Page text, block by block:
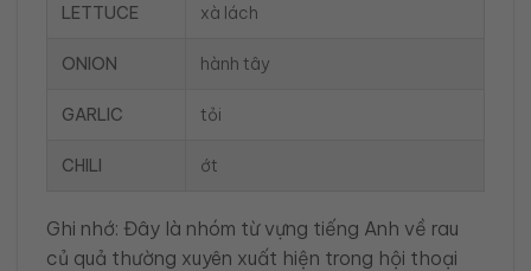
LETTUCE xà lách
ONION hành tây
GARLIC tỏi
CHILI ớt
Ghi nhớ: Đây là nhóm từ vựng tiếng Anh về rau
củ quả thường xuyên xuất hiện trong hội thoại